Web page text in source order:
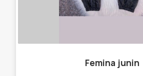
Femina junin